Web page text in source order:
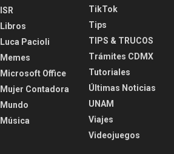
ISR
Libros
Luca Pacioli
Memes
Microsoft Office
Mujer Contadora
Mundo
Música
TikTok
Tips
TIPS & TRUCOS
Trámites CDMX
Tutoriales
Últimas Noticias
UNAM
Viajes
Videojuegos